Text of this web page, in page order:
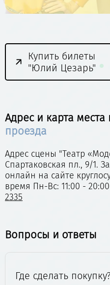
Купить билеты
"Юлий Цезарь"
Адрес и карта
проезда
Адрес сцены "Театр
Спартаковская пл., 9/1.
онлайн на сайте
время Пн-Вс: 11:00 -
2335
Вопросы и ответы
Где сделать покупку?